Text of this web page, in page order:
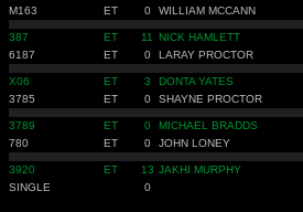
M163
ET 0 WILLIAM MCCANN
387 ET 11 NICK HAMLETT
6187
ET 0 LARAY PROCTOR
X06 ET 3 DONTA YATES
3785
ET 0 SHAYNE PROCTOR
3789 ET 0 MICHAEL BRADDS
780
ET 0 JOHN LONEY
3920 ET 13 JAKHI MURPHY
SINGLE
0